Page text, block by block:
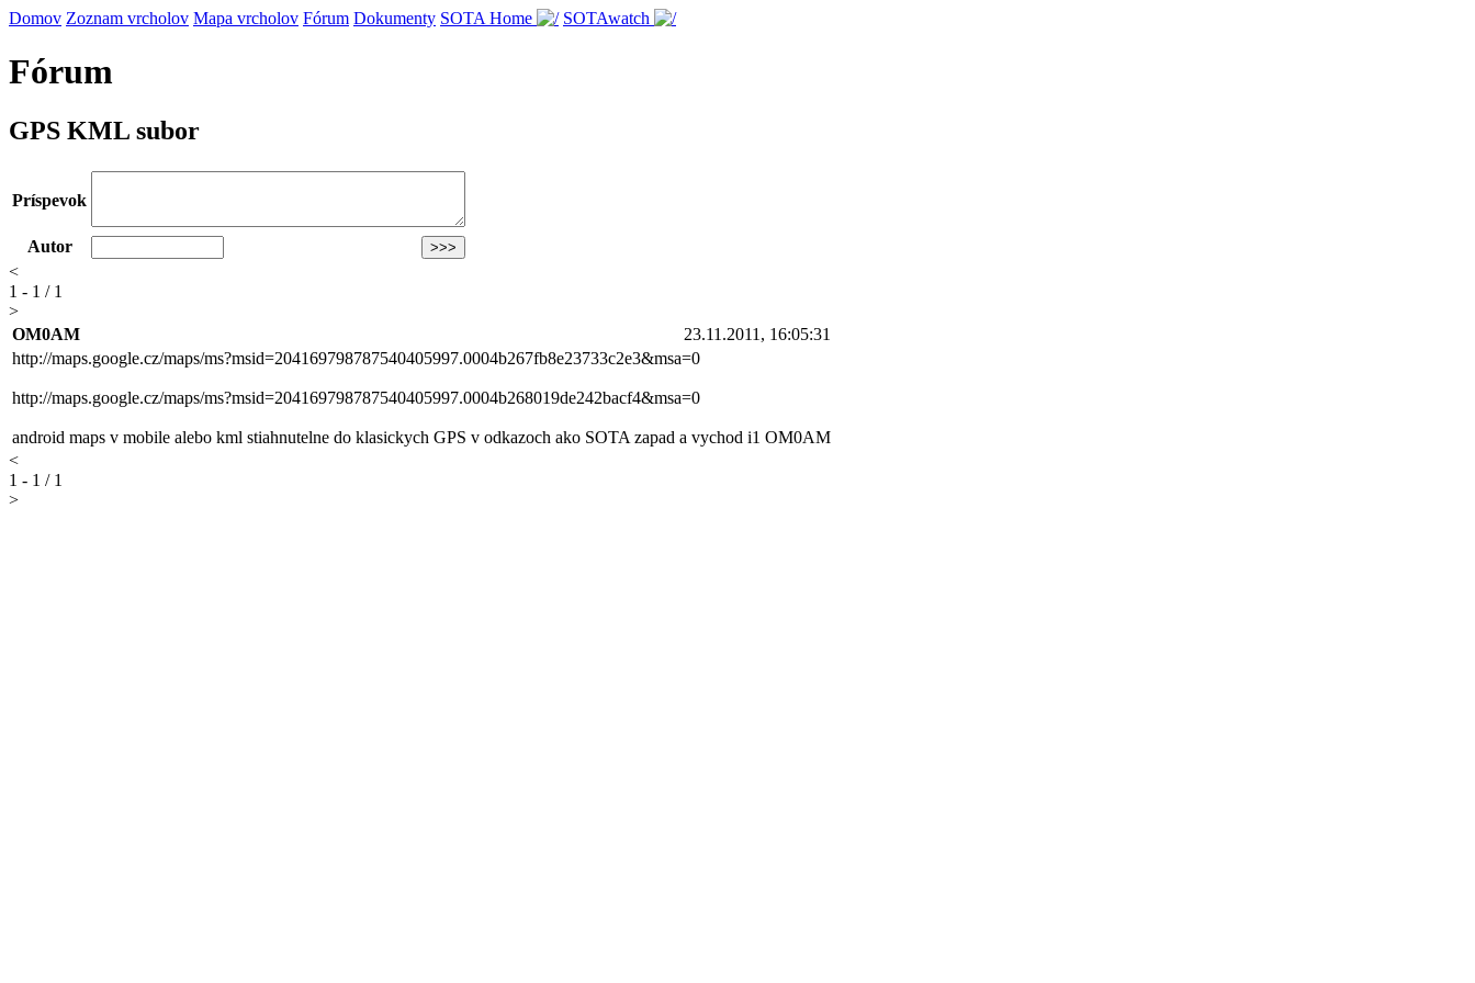
Domov Zoznam vrcholov Mapa vrcholov Fórum Dokumenty SOTA Home SOTAwatch
Fórum
GPS KML subor
Príspevok
Autor
<
1 - 1 / 1
>
OM0AM
23.11.2011, 16:05:31
http://maps.google.cz/maps/ms?msid=204169798787540405997.0004b267fb8e23733c2e3&msa=0
http://maps.google.cz/maps/ms?msid=204169798787540405997.0004b268019de242bacf4&msa=0
android maps v mobile alebo kml stiahnutelne do klasickych GPS v odkazoch ako SOTA zapad a vychod i1 OM0AM
<
1 - 1 / 1
>